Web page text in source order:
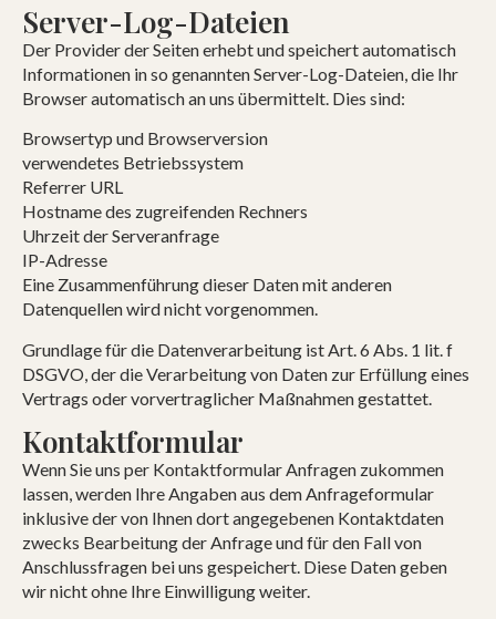
Server-Log-Dateien
Der Provider der Seiten erhebt und speichert automatisch
Informationen in so genannten Server-Log-Dateien, die Ihr
Browser automatisch an uns übermittelt. Dies sind:
Browsertyp und Browserversion
verwendetes Betriebssystem
Referrer URL
Hostname des zugreifenden Rechners
Uhrzeit der Serveranfrage
IP-Adresse
Eine Zusammenführung dieser Daten mit anderen
Datenquellen wird nicht vorgenommen.
Grundlage für die Datenverarbeitung ist Art. 6 Abs. 1 lit. f
DSGVO, der die Verarbeitung von Daten zur Erfüllung eines
Vertrags oder vorvertraglicher Maßnahmen gestattet.
Kontaktformular
Wenn Sie uns per Kontaktformular Anfragen zukommen
lassen, werden Ihre Angaben aus dem Anfrageformular
inklusive der von Ihnen dort angegebenen Kontaktdaten
zwecks Bearbeitung der Anfrage und für den Fall von
Anschlussfragen bei uns gespeichert. Diese Daten geben
wir nicht ohne Ihre Einwilligung weiter.